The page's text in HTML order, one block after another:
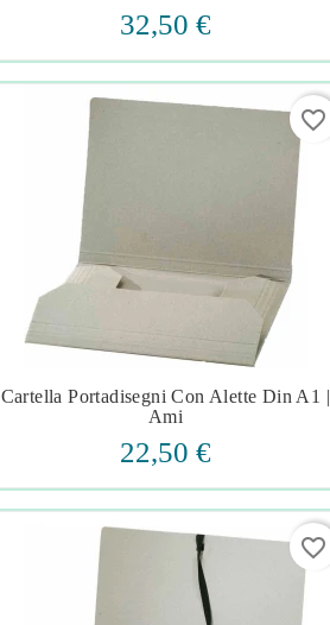
32,50 €
 
Cartella Portadisegni Con Alette Din A1 |
Ami
22,50 €
favorite_border
favorite_border